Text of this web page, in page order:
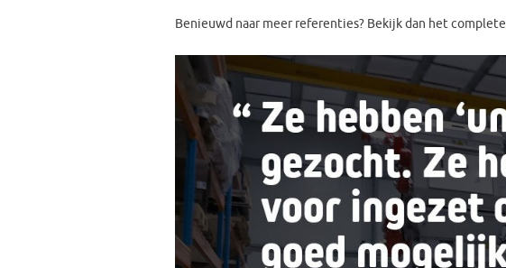
Benieuwd naar meer referenties? Bekijk dan het complete